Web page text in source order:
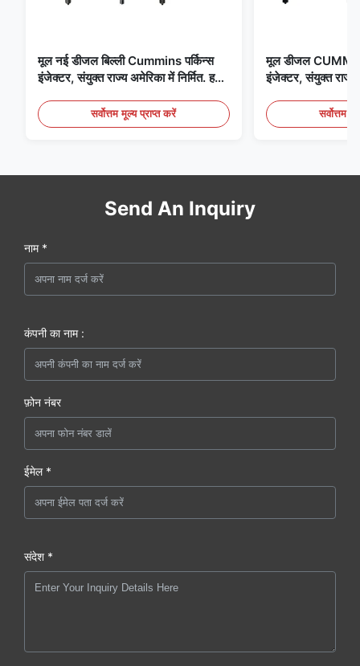
मूल नई डीजल बिल्ली Cummins पर्किन्स
इंजेक्टर, संयुक्त राज्य अमेरिका में निर्मित. हम
कुछ मूल नया हैसर्वोत्तम मूल्य प्राप्त करें
मूल डीजल
इंजेक्टर, संयुक्त राज्य
सर्वोत्तम
Send An Inquiry
नाम *
कंपनी का नाम :
फ़ोन नंबर
ईमेल *
संदेश *